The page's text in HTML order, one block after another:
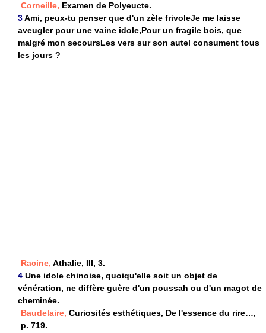
Corneille, Examen de Polyeucte.
3Ami, peux-tu penser que d'un zèle frivoleJe me laisse
aveugler pour une vaine idole,Pour un fragile bois, que
malgré mon secoursLes vers sur son autel consument tous
les jours ?
Racine, Athalie, III, 3.
4 Une idole chinoise, quoiqu'elle soit un objet de
vénération, ne diffère guère d'un poussah ou d'un magot de
cheminée.
Baudelaire, Curiosités esthétiques, De l'essence du rire…,
p. 719.